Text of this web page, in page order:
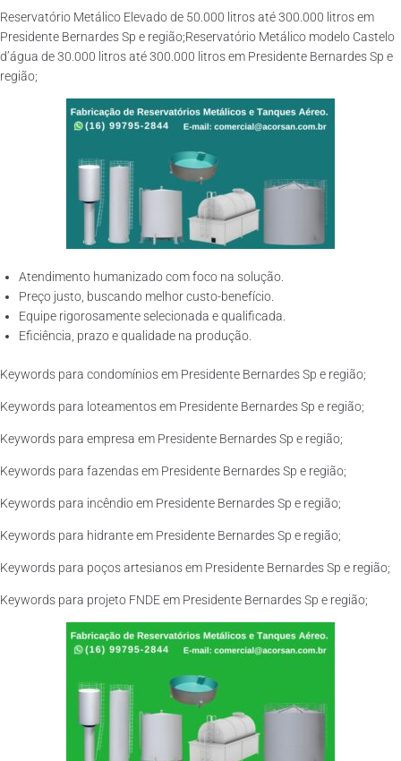
Reservatório Metálico Elevado de 50.000 litros até 300.000 litros em
Presidente Bernardes Sp e região;Reservatório Metálico modelo Castelo
d’água de 30.000 litros até 300.000 litros em Presidente Bernardes Sp e
região;
Atendimento humanizado com foco na solução.
Preço justo, buscando melhor custo-benefício.
Equipe rigorosamente selecionada e qualificada.
Eficiência, prazo e qualidade na produção.
Keywords para condomínios em Presidente Bernardes Sp e região;
Keywords para loteamentos em Presidente Bernardes Sp e região;
Keywords para empresa em Presidente Bernardes Sp e região;
Keywords para fazendas em Presidente Bernardes Sp e região;
Keywords para incêndio em Presidente Bernardes Sp e região;
Keywords para hidrante em Presidente Bernardes Sp e região;
Keywords para poços artesianos em Presidente Bernardes Sp e região;
Keywords para projeto FNDE em Presidente Bernardes Sp e região;